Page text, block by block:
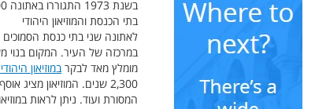
בשנת 1973 התגוררו באתונה 2600 יהודים בקירוב, כמחצית מיהודי יוון. מאוחר יותר בשנת 1997 עלה מספרם ל 3000, כשיהדות יוון עמדה על 5000 איש.
בתי הכנסת והמוזיאון היהודי
לאתונה שני בתי כנסת
במרכזה של העיר. המקום בנוי
מומלץ מאד לבקרבמוזיאון
2,300 שנים. המוזיאון
המסורת ועוד. ניתן לראות